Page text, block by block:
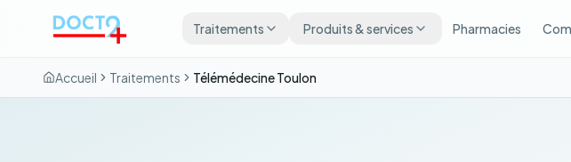
Traitements
Produits & services Pharmacies
Accueil Traitements Télémédecine Toulon